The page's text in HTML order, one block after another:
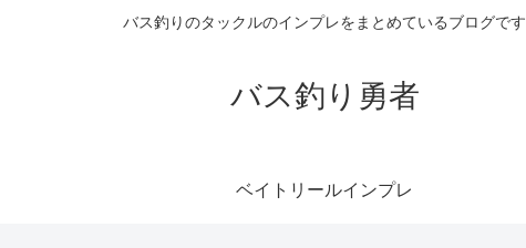
バス釣りのタックルのインプレをまとめているブログです
バス釣り勇者
ベイトリールインプレ